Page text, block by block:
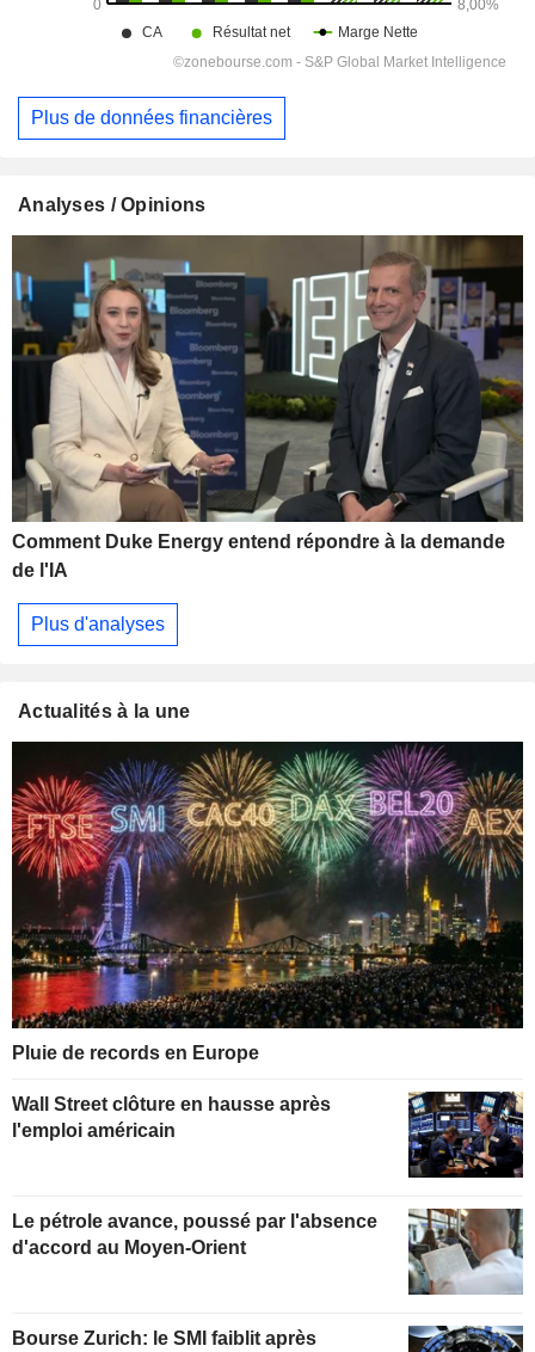
Plus de données financières
Analyses / Opinions
Comment Duke Energy entend répondre à la demande
de l'IA
Plus d'analyses
Actualités à la une
Pluie de records en Europe
Wall Street clôture en hausse après
l'emploi américain
Le pétrole avance, poussé par l'absence
d'accord au Moyen-Orient
Bourse Zurich: le SMI faiblit après